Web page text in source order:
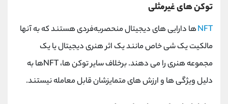
توکن های غیرمثلی
NFTها دارایی‌ های دیجیتال منحصربه‌فردی هستند که به آنها
مالکیت یک شی خاص مانند یک اثر هنری دیجیتال یا یک
مجموعه هنری را می ‌دهند. برخلاف سایر توکن ‌ها، NFTها به
دلیل ویژگی‌ ها و ارزش ‌های متمایزشان قابل معامله نیستند.